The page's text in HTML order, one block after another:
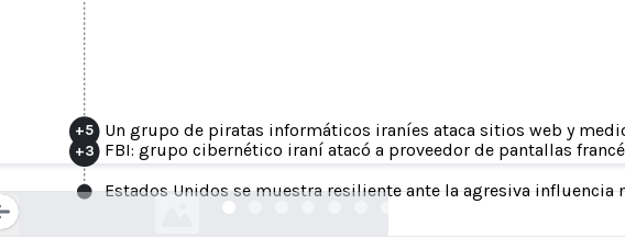
+5 Un grupo de piratas informáticos iraníes ataca sitios web y
+3
FBI: grupo cibernético iraní atacó a proveedor de pantallas
Estados Unidos se muestra resiliente ante la agresiva
Loading...
Enjuagar y repetir: Irán acelera sus operaciones de
todo el mundo